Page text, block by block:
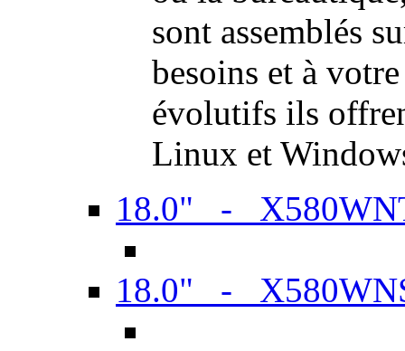
sont assemblés
besoins et à
évolutifs ils
Linux et
18.0" -
18.0" -